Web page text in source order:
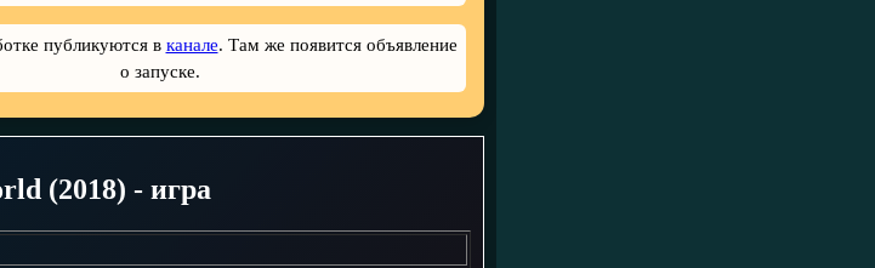
публикуются в канале. Там же появится объявление
о запуске.
(2018) - игра